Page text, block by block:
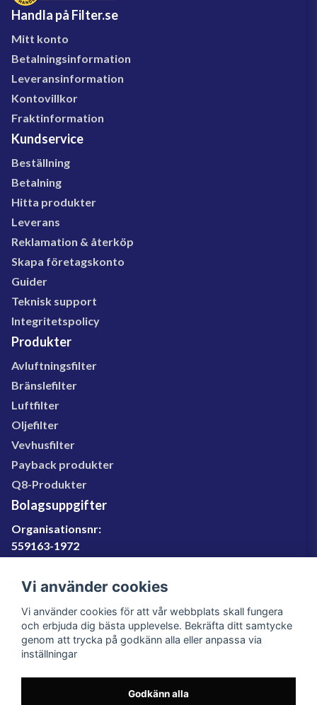
Handla på Filter.se
Mitt konto
Betalningsinformation
Leveransinformation
Kontovillkor
Fraktinformation
Kundservice
Beställning
Betalning
Hitta produkter
Leverans
Reklamation & återköp
Skapa företagskonto
Guider
Teknisk support
Integritetspolicy
Produkter
Avluftningsfilter
Bränslefilter
Luftfilter
Oljefilter
Vevhusfilter
Payback produkter
Q8-Produkter
Bolagsuppgifter
Organisationsnr:
559163-1972
SE559163197201
060-566 800
info@filter.se
Vi använder cookies
Vi använder cookies för att vår webbplats skall fungera
och erbjuda dig bästa upplevelse. Bekräfta ditt samtycke
genom att trycka på godkänn alla eller anpassa via
inställningar
Godkänn alla